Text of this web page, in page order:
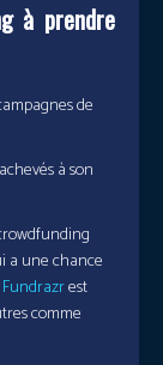
à prendre
de
à son
a une chance
Fundrazrest
comme